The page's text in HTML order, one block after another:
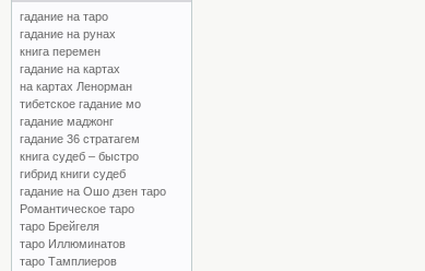
гадание на таро
гадание на рунах
книга перемен
гадание на картах
на картах Ленорман
тибетское гадание мо
гадание маджонг
гадание 36 стратагем
книга судеб – быстро
гибрид книги судеб
гадание на Ошо дзен таро
Романтическое таро
таро Брейгеля
таро Иллюминатов
таро Тамплиеров